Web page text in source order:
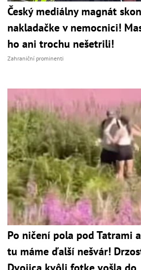
Český mediálny magnát
nakladačke v nemocnici!
ho ani trochu nešetrili!
Zahraniční prominenti
Po ničení pola pod Tatrami
tu máme ďalší nešvár!